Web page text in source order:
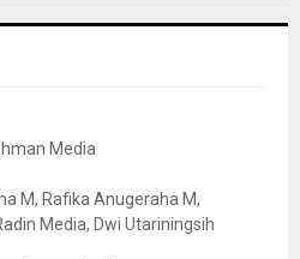
Media
M, Rafika Anugeraha M,
Media, Dwi Utariningsih